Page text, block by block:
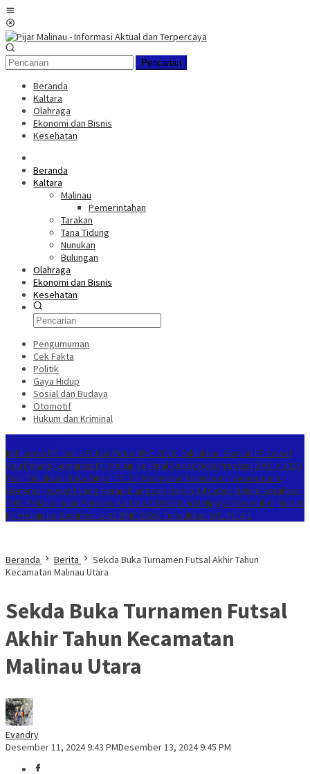
Loncat
ke
konten
Pencarian
Beranda
Kaltara
Olahraga
Ekonomi dan Bisnis
Kesehatan
Beranda
Kaltara
Malinau
Pemerintahan
Tarakan
Tana Tidung
Nunukan
Bulungan
Olahraga
Ekonomi dan Bisnis
Kesehatan
Pengumuman
Cek Fakta
Politik
Gaya Hidup
Sosial dan Budaya
Otomotif
Hukum dan Kriminal
Imbluewo FC Juara Futsal Putra BMC 2026, Taklukkan Banyan FC Lewat
Adu Penalti Semaring FC Melaju ke Final Sepak Bola Prestasi BMC V 2026
Usai Taklukkan Batu Singai FC 2-1 Mengenal Strawberry Generation,
Generasi Inovatif yang Kerap Dianggap Rapuh 14 Cabor Belum Serahkan
THB, Pelaksanaan Porprov Kaltara 2026 Ditunda Hingga NovemberBupati
FC Melaju ke Semifinal U-45 BMC 2026, Tundukkan OTL FC 4-1
Beranda Berita
Sekda Buka Turnamen Futsal Akhir Tahun
Kecamatan Malinau Utara
Sekda Buka Turnamen Futsal
Akhir Tahun Kecamatan
Malinau Utara
Evandry
Desember 11, 2024 9:43 PMDesember 13, 2024 9:45 PM